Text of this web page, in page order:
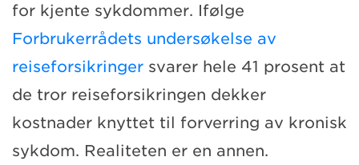
for kjente sykdommer. Ifølge
Forbrukerrådets undersøkelse av
reiseforsikringer svarer hele 41 prosent at
de tror reiseforsikringen dekker
kostnader knyttet til forverring av kronisk
sykdom. Realiteten er en annen.